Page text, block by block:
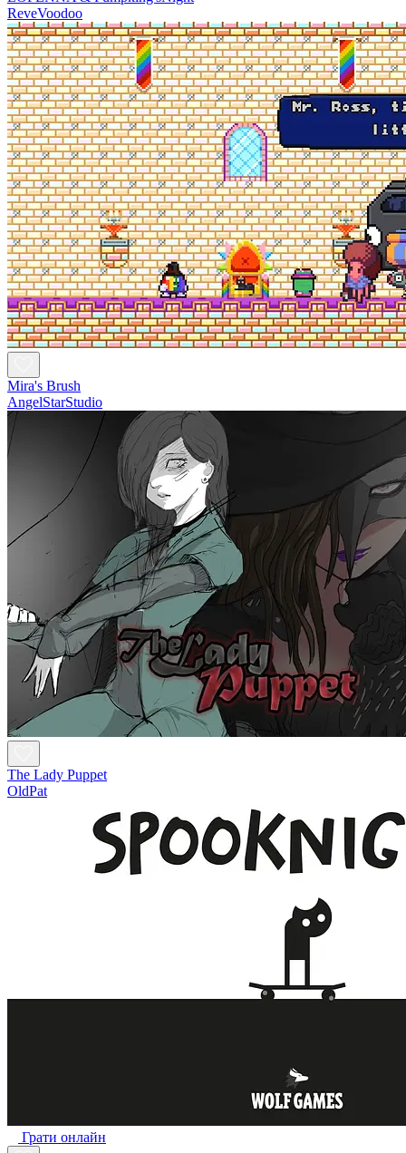
ReveVoodoo
Mira's Brush
AngelStarStudio
The Lady Puppet
OldPat
Грати онлайн